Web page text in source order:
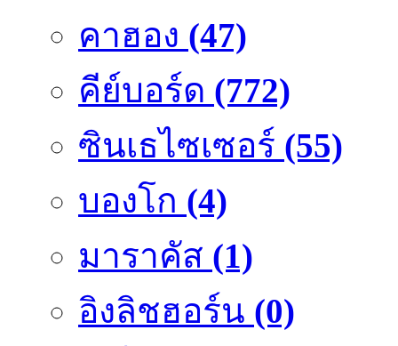
คาฮอง (47)
คีย์บอร์ด (772)
ซินเธไซเซอร์ (55)
บองโก (4)
มาราคัส (1)
อิงลิชฮอร์น (0)